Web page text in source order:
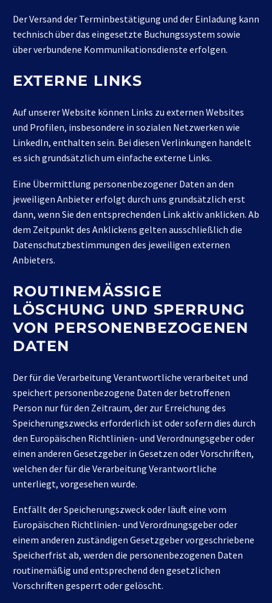
Der Versand der Terminbestätigung und der Einladung kann
technisch über das eingesetzte Buchungssystem sowie
über verbundene Kommunikationsdienste erfolgen.
EXTERNE LINKS
Auf unserer Website können Links zu externen Websites
und Profilen, insbesondere in sozialen Netzwerken wie
LinkedIn, enthalten sein. Bei diesen Verlinkungen handelt
es sich grundsätzlich um einfache externe Links.
Eine Übermittlung personenbezogener Daten an den
jeweiligen Anbieter erfolgt durch uns grundsätzlich erst
dann, wenn Sie den entsprechenden Link aktiv anklicken. Ab
dem Zeitpunkt des Anklickens gelten ausschließlich die
Datenschutzbestimmungen des jeweiligen externen
Anbieters.
ROUTINEMÄSSIGE
LÖSCHUNG UND SPERRUNG
VON PERSONENBEZOGENEN
DATEN
Der für die Verarbeitung Verantwortliche verarbeitet und
speichert personenbezogene Daten der betroffenen
Person nur für den Zeitraum, der zur Erreichung des
Speicherungszwecks erforderlich ist oder sofern dies durch
den Europäischen Richtlinien- und Verordnungsgeber oder
einen anderen Gesetzgeber in Gesetzen oder Vorschriften,
welchen der für die Verarbeitung Verantwortliche
unterliegt, vorgesehen wurde.
Entfällt der Speicherungszweck oder läuft eine vom
Europäischen Richtlinien- und Verordnungsgeber oder
einem anderen zuständigen Gesetzgeber vorgeschriebene
Speicherfrist ab, werden die personenbezogenen Daten
routinemäßig und entsprechend den gesetzlichen
Vorschriften gesperrt oder gelöscht.